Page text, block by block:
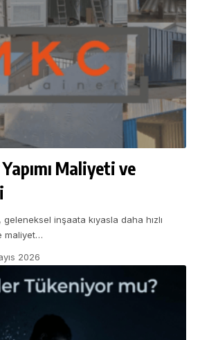
Maliyeti ve
inşaata kıyasla daha hızlı
maliyet…
2026